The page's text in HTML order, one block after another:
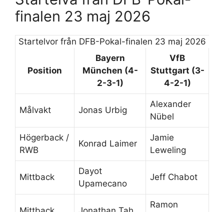
finalen 23 maj 2026
Startelvor från DFB-Pokal-finalen 23 maj 2026
Position
Bayern
München (4-
2-3-1)
VfB
Stuttgart (3-
4-2-1)
Målvakt Jonas Urbig
Alexander
Nübel
Högerback /
RWB
Konrad Laimer
Jamie
Leweling
Mittback
Dayot
Upamecano
Jeff Chabot
Ramon